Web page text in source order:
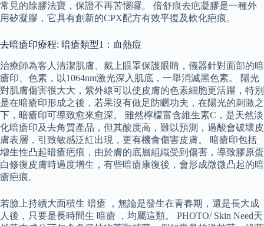
常見的除膠法寶，保證不再苦惱囉。 倍舒痕去疤凝膠是一種外
用矽凝膠，它具有創新的CPX配方有效平復及軟化疤痕。
去暗瘡印療程: 暗瘡類型1：血熱痘
治療師為客人清潔肌膚、戴上眼罩保護眼睛，儀器針對面部的暗
瘡印、色素，以1064nm激光深入肌底，一舉消滅黑色素。 陽光
對肌膚傷害很大大，紫外線可以使皮膚的色素細胞更活躍，特別
是在暗瘡印形成之後，若果沒有做足防矖功夫，在陽光的刺激之
下，暗瘡印可導致愈來愈深。 雖然檸檬富含維生素C，是天然淡
化暗瘡印及去角質產品，但其酸度高，難以預測，過酸會破壞皮
膚表層，引致敏感泛紅出現，更有機會傷害皮膚。 暗瘡印包括
增生性凸起暗瘡疤痕，由於膚的底層組織受到傷害，導致膠原蛋
白修復皮膚時過度增生，有些暗瘡康復後，會形成微微凸起的暗
瘡疤痕。
若臉上持續大面積生 暗瘡 ，無論是發生在青春期，還是長大成
人後，只要是長時間生 暗瘡 ，均屬這類。 PHOTO/ Skin Need天